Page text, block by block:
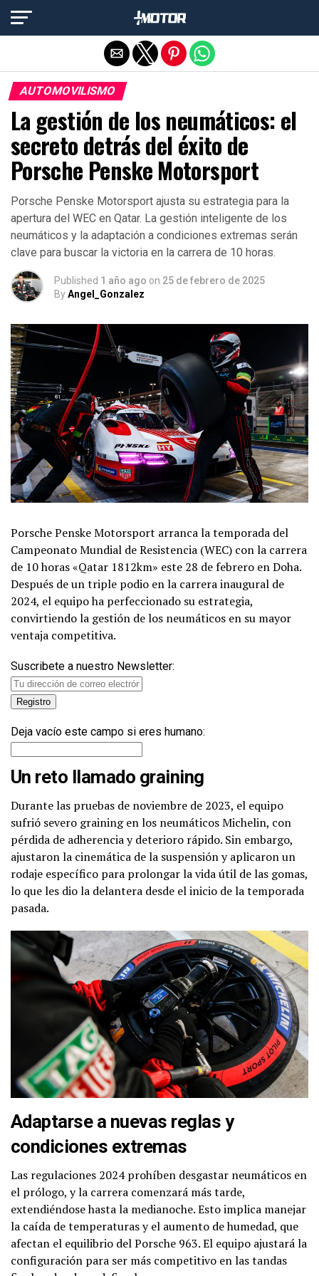
AUTOMOVILISMO
La gestión de los neumáticos: el
secreto detrás del éxito de
Porsche Penske Motorsport
Porsche Penske Motorsport ajusta su estrategia para la
apertura del WEC en Qatar. La gestión inteligente de los
neumáticos y la adaptación a condiciones extremas serán
clave para buscar la victoria en la carrera de 10 horas.
Published 1 año ago on 25 de febrero de 2025
ByAngel_Gonzalez
Porsche Penske Motorsport arranca la temporada del
Campeonato Mundial de Resistencia (WEC) con la carrera
de 10 horas «Qatar 1812km» este 28 de febrero en Doha.
Después de un triple podio en la carrera inaugural de
2024, el equipo ha perfeccionado su estrategia,
convirtiendo la gestión de los neumáticos en su mayor
ventaja competitiva.
Suscribete a nuestro Newsletter:
Deja vacío este campo si eres humano:
Un reto llamado graining
Durante las pruebas de noviembre de 2023, el equipo
sufrió severo graining en los neumáticos Michelin, con
pérdida de adherencia y deterioro rápido. Sin embargo,
ajustaron la cinemática de la suspensión y aplicaron un
rodaje específico para prolongar la vida útil de las gomas,
lo que les dio la delantera desde el inicio de la temporada
pasada.
Adaptarse a nuevas reglas y
condiciones extremas
Las regulaciones 2024 prohíben desgastar neumáticos en
el prólogo, y la carrera comenzará más tarde,
extendiéndose hasta la medianoche. Esto implica manejar
la caída de temperaturas y el aumento de humedad, que
afectan el equilibrio del Porsche 963. El equipo ajustará la
configuración para ser más competitivo en las tandas
Salir de la versión móvil